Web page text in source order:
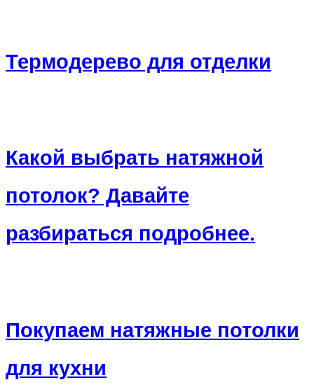
Термодерево для отделки
Какой выбрать натяжной
потолок? Давайте
разбираться подробнее.
Покупаем натяжные потолки
для кухни